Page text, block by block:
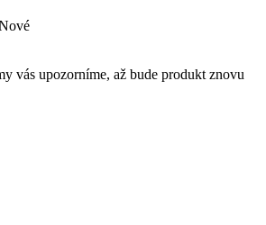
vás upozorníme, až bude produkt znovu